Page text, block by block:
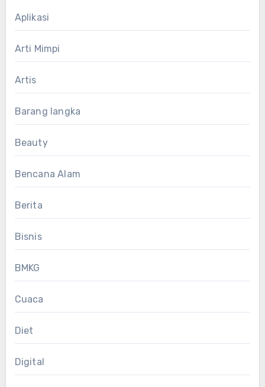
Aplikasi
Arti Mimpi
Artis
Barang langka
Beauty
Bencana Alam
Berita
Bisnis
BMKG
Cuaca
Diet
Digital